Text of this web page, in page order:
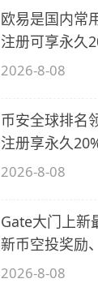
欧易是国内常
注册可享永久
备1)
2026-8-08
币安全球排名
注册享永久
2)
2026-8-08
Gate大门上新
新币空投奖励
得…
2026-8-08